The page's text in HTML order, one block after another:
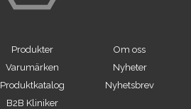
Produkter
Varumärken
Produktkatalog
B2B Kliniker
Om oss
Nyheter
Nyhetsbrev